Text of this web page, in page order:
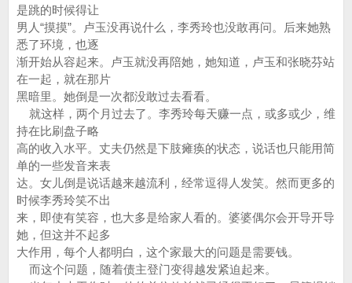
是跳的时候得让
男人“摸摸”。卢玉没再说什么，李秀玲也没敢再问。后来她熟
悉了环境，也逐
渐开始从容起来。卢玉就没再陪她，她知道，卢玉和张晓芬站
在一起，就在那片
黑暗里。她倒是一次都没敢过去看看。
就这样，两个月过去了。李秀玲每天赚一点，或多或少，维
持在比刷盘子略
高的收入水平。丈夫仍然是下肢瘫痪的状态，说话也只能用简
单的一些发音来表
达。女儿倒是说话越来越流利，经常逗得人发笑。然而更多的
时候李秀玲笑不出
来，即使有笑容，也大多是给家人看的。婆婆偶尔会开导开导
她，但这并不起多
大作用，每个人都明白，这个家最大的问题是需要钱。
而这个问题，随着债主登门变得越发紧迫起来。